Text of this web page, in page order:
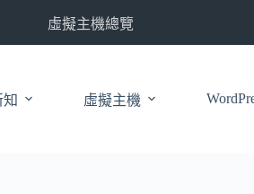
虛擬主機總覽
虛擬主機